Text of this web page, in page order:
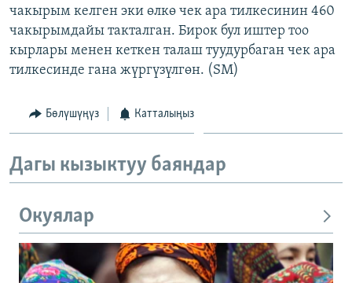
ЭЕ/АРнун бардык сайттары
чакырым келген эки өлкө чек ара тилкесинин 460
чакырымдайы такталган. Бирок бул иштер тоо
кырлары менен кеткен талаш туудурбаган чек ара
тилкесинде гана жүргүзүлгөн. (SM)
Бөлүшүңүз Катталыңыз
Дагы кызыктуу баяндар
Окуялар